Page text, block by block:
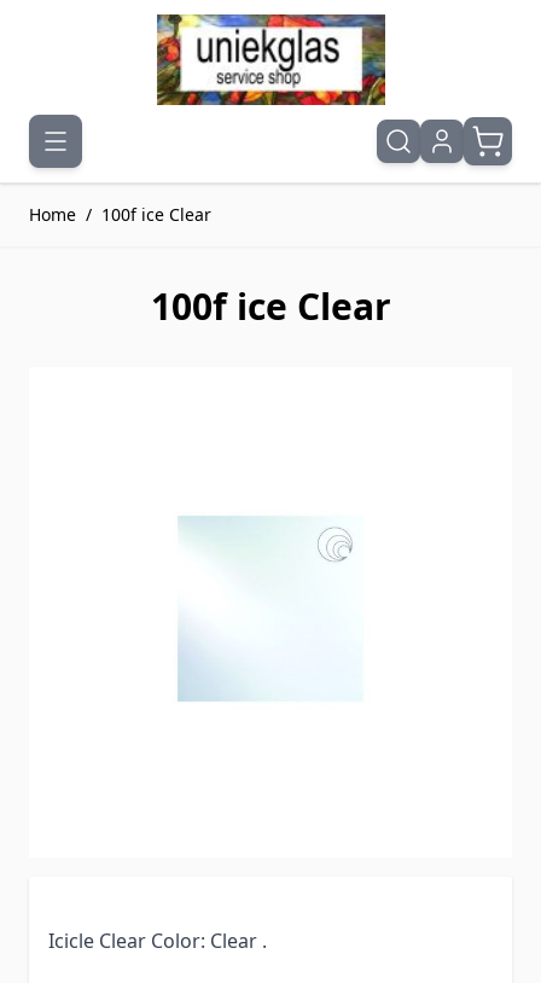
Ga naar de inhoud
Home / 100f ice Clear
100f ice Clear
Icicle Clear Color: Clear .